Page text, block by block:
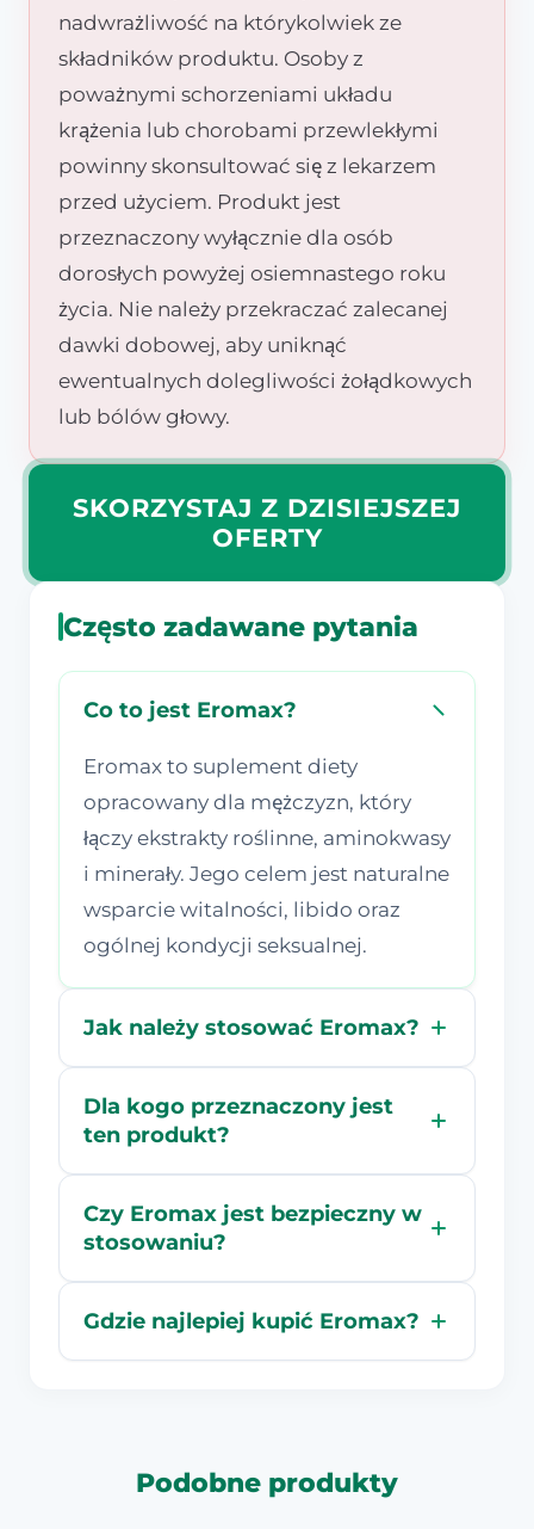
nadwrażliwość na którykolwiek ze
składników produktu. Osoby z
poważnymi schorzeniami układu
krążenia lub chorobami przewlekłymi
powinny skonsultować się z lekarzem
przed użyciem. Produkt jest
przeznaczony wyłącznie dla osób
dorosłych powyżej osiemnastego roku
życia. Nie należy przekraczać zalecanej
dawki dobowej, aby uniknąć
ewentualnych dolegliwości żołądkowych
lub bólów głowy.
SKORZYSTAJ Z DZISIEJSZEJ
OFERTY
Często zadawane pytania
Co to jest Eromax?
Eromax to suplement diety
opracowany dla mężczyzn, który
łączy ekstrakty roślinne, aminokwasy
i minerały. Jego celem jest naturalne
wsparcie witalności, libido oraz
ogólnej kondycji seksualnej.
Jak należy stosować Eromax?
Dla kogo przeznaczony jest
ten produkt?
Czy Eromax jest bezpieczny w
stosowaniu?
Gdzie najlepiej kupić Eromax?
Podobne produkty